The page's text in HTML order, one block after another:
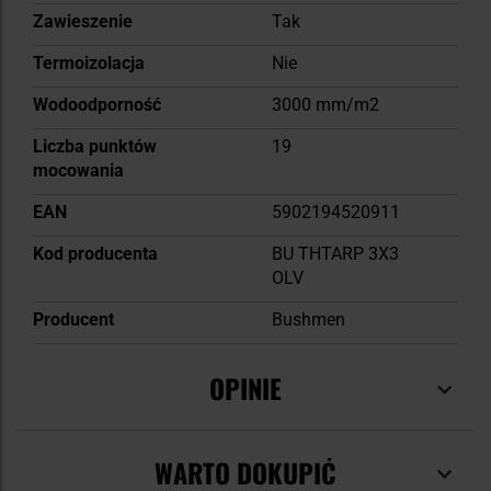
Zawieszenie
Tak
Termoizolacja
Nie
Wodoodporność
3000 mm/m2
Liczba punktów
mocowania
19
EAN
5902194520911
Kod producenta
BU THTARP 3X3
OLV
Producent
Bushmen
OPINIE
WARTO DOKUPIĆ